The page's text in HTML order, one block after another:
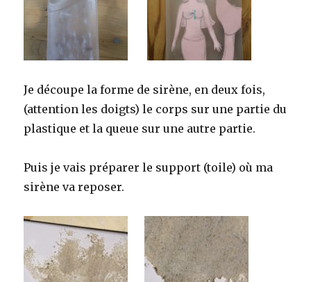
Je découpe la forme de sirène, en deux fois,
(attention les doigts) le corps sur une partie du
plastique et la queue sur une autre partie.
Puis je vais préparer le support (toile) où ma
sirène va reposer.